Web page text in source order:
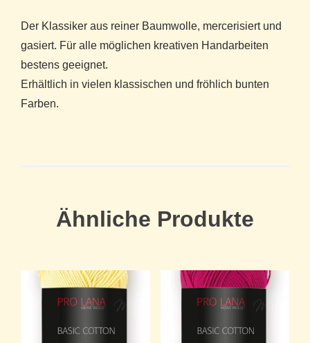
Der Klassiker aus reiner Baumwolle, mercerisiert und
gasiert. Für alle möglichen kreativen Handarbeiten
bestens geeignet.
Erhältlich in vielen klassischen und fröhlich bunten
Farben.
Ähnliche Produkte